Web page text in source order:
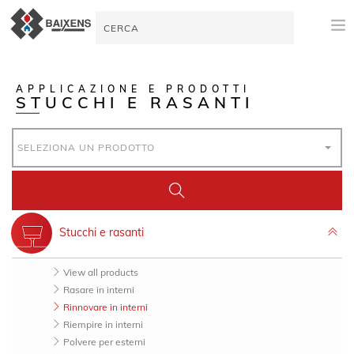
APPLICAZIONE E PRODOTTI
ORIGINE
VIDEO TUTORIAL
AIUTO ALLA VENDITA
NOVITÀ
IMPRESA
APPLICAZIONE E PRODOTTI
STUCCHI E RASANTI
SELEZIONA UN PRODOTTO
Stucchi e rasanti
View all products
Rasare in interni
Rinnovare in interni
Riempire in interni
Polvere per esterni